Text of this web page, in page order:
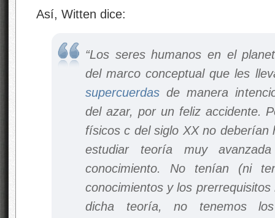
Así, Witten dice:
“Los seres humanos en el
del marco conceptual que les
supercuerdas de manera
del azar, por un feliz accidente.
físicos c del siglo XX no deberían
estudiar teoría muy
conocimiento. No tenían (ni
conocimientos y los
dicha teoría, no tenemos